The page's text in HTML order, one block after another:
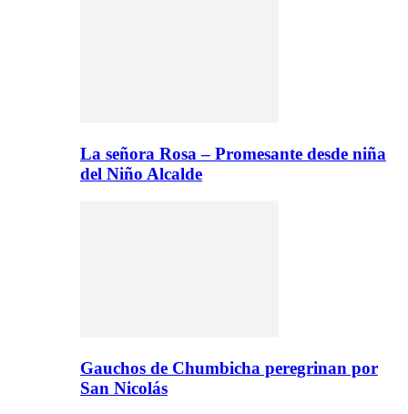
La señora Rosa – Promesante desde niña
del Niño Alcalde
Gauchos de Chumbicha peregrinan por
San Nicolás